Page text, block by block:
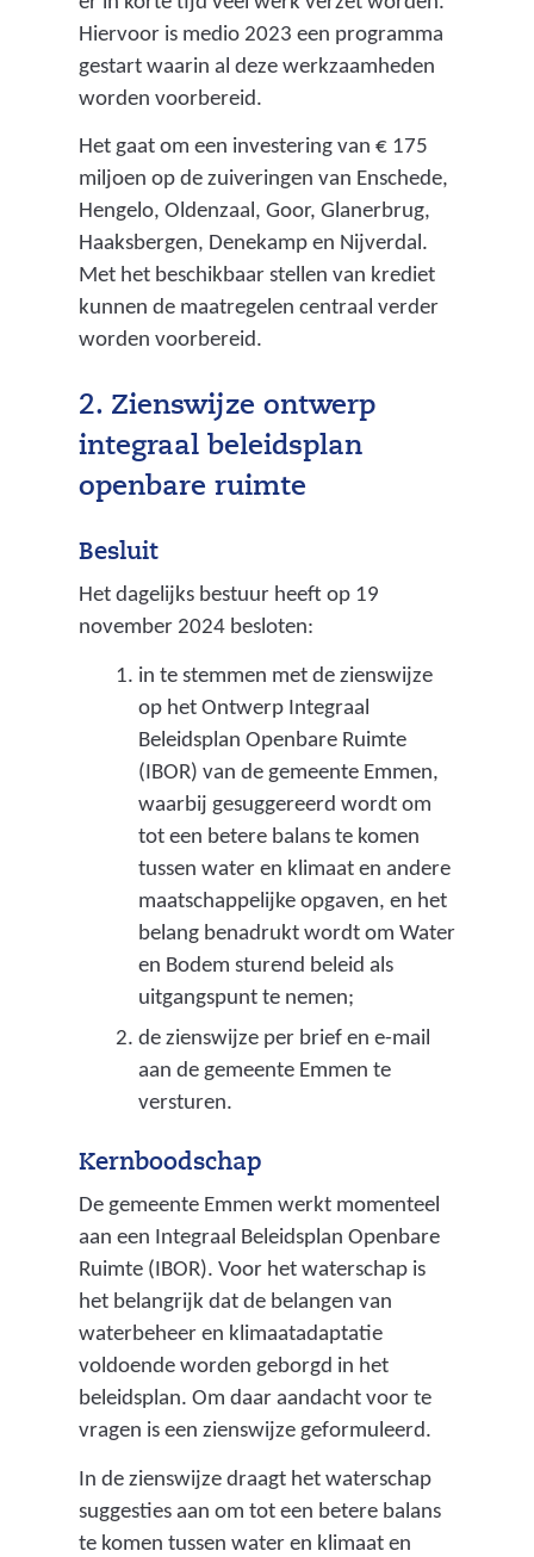
Hiervoor is medio 2023 een programma
gestart waarin al deze werkzaamheden
worden voorbereid.
Het gaat om een investering van € 175
miljoen op de zuiveringen van Enschede,
Hengelo, Oldenzaal, Goor, Glanerbrug,
Haaksbergen, Denekamp en Nijverdal.
Met het beschikbaar stellen van krediet
kunnen de maatregelen centraal verder
worden voorbereid.
2. Zienswijze ontwerp
integraal beleidsplan
openbare ruimte
Besluit
Het dagelijks bestuur heeft op 19
november 2024 besloten:
in te stemmen met de zienswijze
op het Ontwerp Integraal
Beleidsplan Openbare Ruimte
(IBOR) van de gemeente Emmen,
waarbij gesuggereerd wordt om
tot een betere balans te komen
tussen water en klimaat en andere
maatschappelijke opgaven, en het
belang benadrukt wordt om Water
en Bodem sturend beleid als
uitgangspunt te nemen;
de zienswijze per brief en e-mail
aan de gemeente Emmen te
versturen.
Kernboodschap
De gemeente Emmen werkt momenteel
aan een Integraal Beleidsplan Openbare
Ruimte (IBOR). Voor het waterschap is
het belangrijk dat de belangen van
waterbeheer en klimaatadaptatie
voldoende worden geborgd in het
beleidsplan. Om daar aandacht voor te
vragen is een zienswijze geformuleerd.
In de zienswijze draagt het waterschap
suggesties aan om tot een betere balans
te komen tussen water en klimaat en